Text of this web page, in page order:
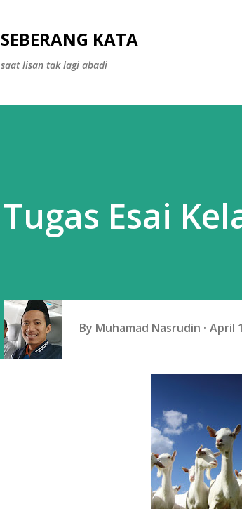
SEBERANG KATA
saat lisan tak lagi abadi
Tugas Esai
By Muhamad Nasrudin April